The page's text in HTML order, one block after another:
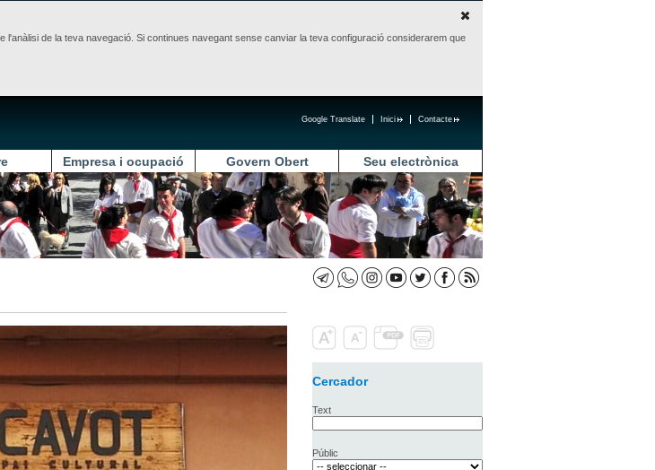
de la teva navegació. Si continues navegant sense canviar la teva configuració considerarem que
Contacte
Inici
Google Translate
Empresa i ocupació Govern Obert Seu electrònica
Cercador
Text
Públic